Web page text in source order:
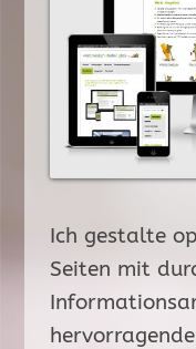
Ich gestalte
Seiten mit